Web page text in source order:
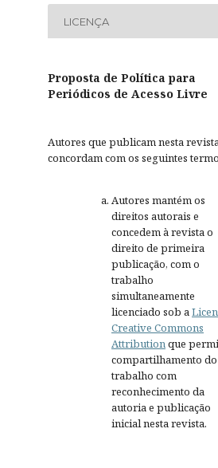
LICENÇA
Proposta de Política para
Periódicos de Acesso Livre
Autores que publicam nesta
concordam com os seguintes
Autores mantém os
direitos autorais e
concedem à revista o
direito de primeira
publicação, com o
trabalho
simultaneamente
licenciado sob a
Creative Commons
Attributionque
compartilhamento do
trabalho com
reconhecimento da
autoria e publicação
inicial nesta revista.